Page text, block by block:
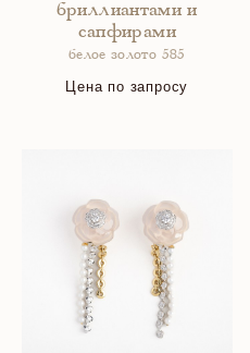
бриллиантами и
сапфирами
белое золото 585
Цена по запросу